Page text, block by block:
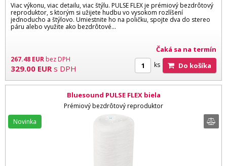
Viac výkonu, viac detailu, viac štýlu. PULSE FLEX je prémiový bezdrôtový
reproduktor, s ktorým si užijete hudbu vo vysokom rozlíšení
jednoducho a štýlovo. Umiestnite ho na poličku, spojte dva do stereo
páru alebo využite ako bezdrôtové...
267.48 EURbez DPH
329.00 EUR s DPH
Čaká sa na termín
ks Do košíka
Bluesound PULSE FLEX biela
Prémiový bezdrôtový reproduktor
Novinka